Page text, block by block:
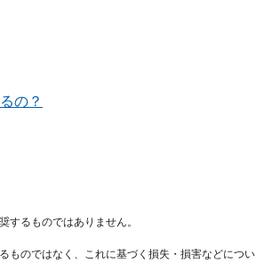
の？
するものではありません。
ものではなく、これに基づく損失・損害などについ